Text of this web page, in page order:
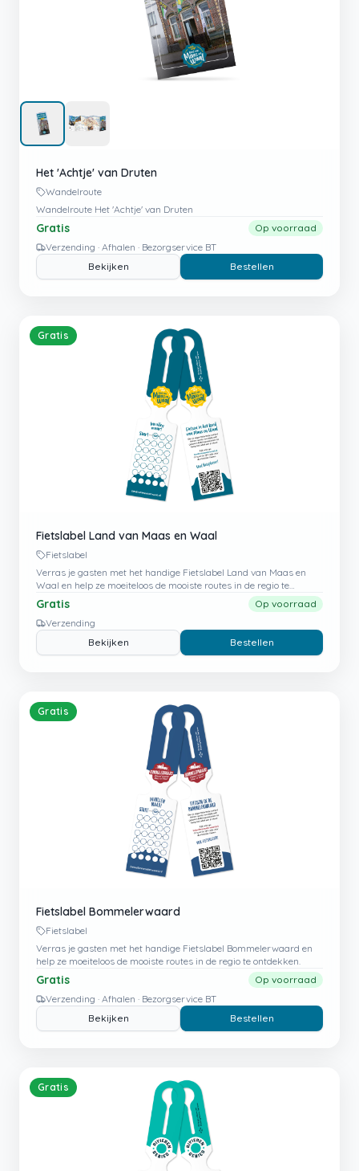
Het 'Achtje' van Druten
Wandelroute
Wandelroute Het 'Achtje' van Druten
Gratis
Op voorraad
Verzending · Afhalen · Bezorgservice BT
Bekijken
Bestellen
Gratis
Fietslabel Land van Maas en Waal
Fietslabel
Verras je gasten met het handige Fietslabel Land van Maas en
Waal en help ze moeiteloos de mooiste routes in de regio te
ontdekken.
Gratis
Op voorraad
Verzending
Bekijken
Bestellen
Gratis
Fietslabel Bommelerwaard
Fietslabel
Verras je gasten met het handige Fietslabel Bommelerwaard en
help ze moeiteloos de mooiste routes in de regio te ontdekken.
Gratis
Op voorraad
Verzending · Afhalen · Bezorgservice BT
Bekijken
Bestellen
Gratis